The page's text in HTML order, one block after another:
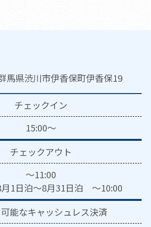
県渋川市伊香保町伊香保19
チェックイン
15:00～
チェックアウト
～11:00
1日泊～8月31日泊 ～10:00
能なキャッシュレス決済